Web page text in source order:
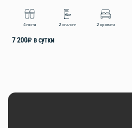
4 гостя 2 спальни 2 кровати
7 200₽ в сутки